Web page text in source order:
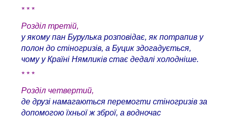
* * *
Розділ третій,
у якому пан Бурулька розповідає, як потрапив у
полон до стіногризів, а Буцик здогадується,
чому у Країні Нямликів стає дедалі холодніше.
* * *
Розділ четвертий,
де друзі намагаються перемогти стіногризів за
допомогою їхньої ж зброї, а водночас